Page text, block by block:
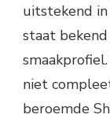
uitstekend
staat
niet
beroemde